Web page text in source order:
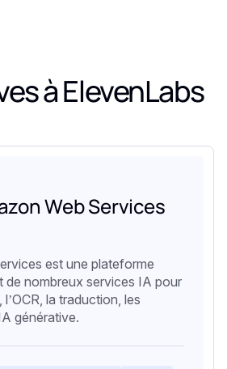
àElevenLabs
Web Services
est une plateforme
de nombreux services IA pour
la traduction, les
générative.